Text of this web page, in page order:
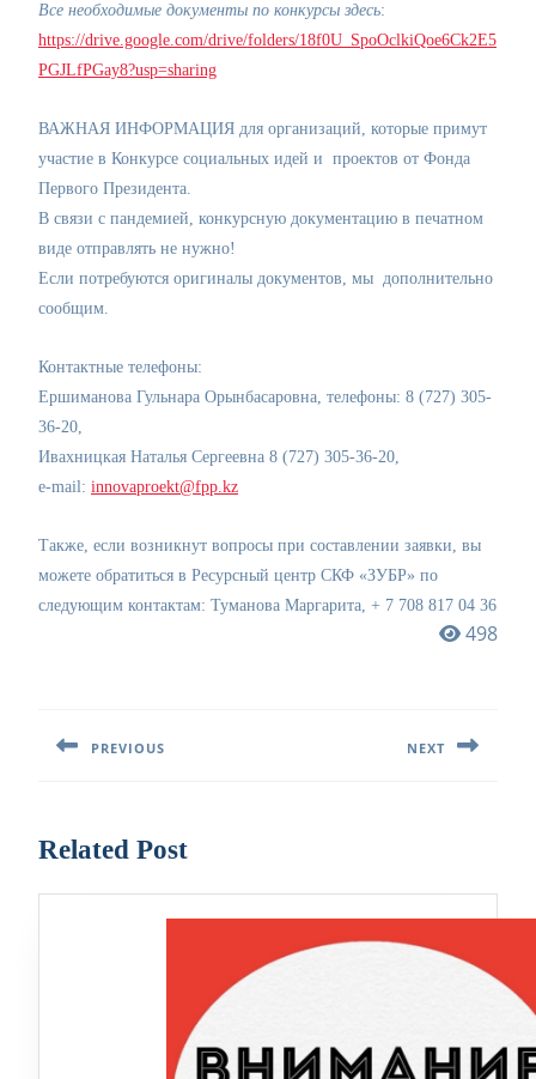
Все необходимые документы по конкурсы здесь:
https://drive.google.com/drive/folders/18f0U_SpoOclkiQoe6Ck2E5
PGJLfPGay8?usp=sharing
ВАЖНАЯ ИНФОРМАЦИЯ для организаций, которые примут
участие в Конкурсе социальных идей и проектов от Фонда
Первого Президента.
В связи с пандемией, конкурсную документацию в печатном
виде отправлять не нужно!
Если потребуются оригиналы документов, мы дополнительно
сообщим.
Контактные телефоны:
Ершиманова Гульнара Орынбасаровна, телефоны: 8 (727) 305-
36-20,
Ивахницкая Наталья Сергеевна 8 (727) 305-36-20,
е-mail: innovaproekt@fpp.kz
Также, если возникнут вопросы при составлении заявки, вы
можете обратиться в Ресурсный центр СКФ «ЗУБР» по
следующим контактам: Туманова Маргарита, + 7 708 817 04 36
498
записям
PREVIOUS NEXT
Related Post